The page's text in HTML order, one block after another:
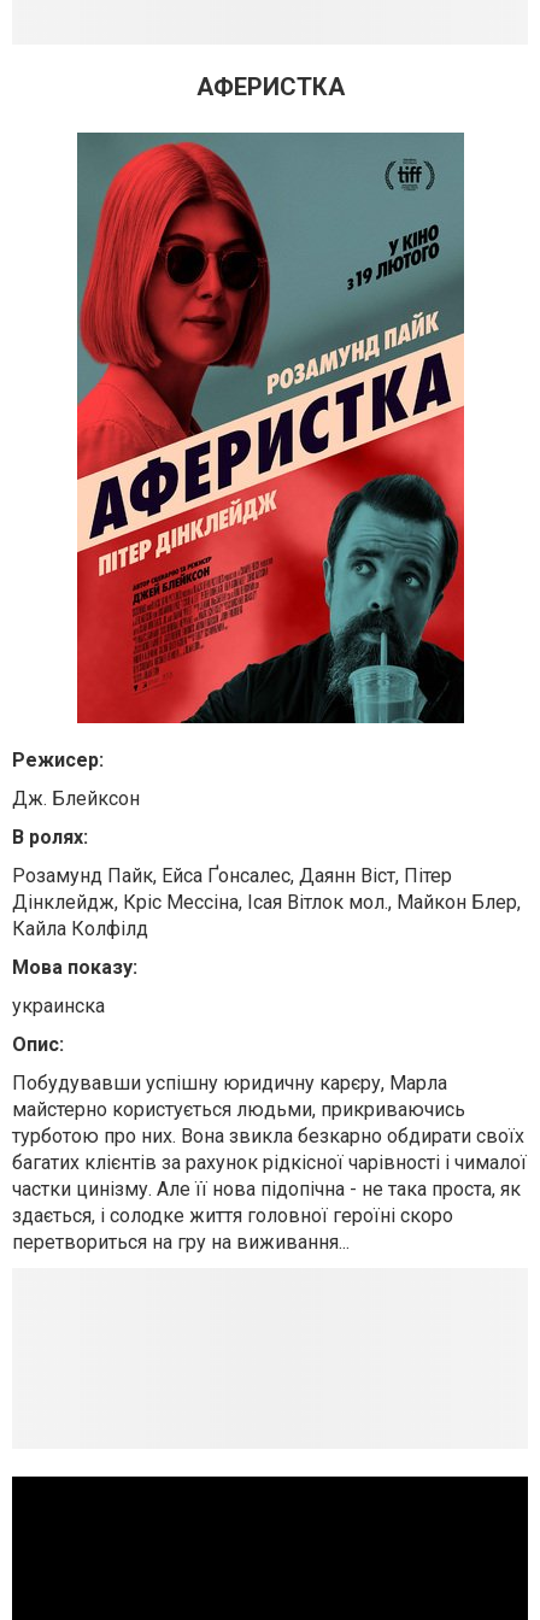
АФЕРИСТКА
Режисер:
Дж. Блейксон
В ролях:
Розамунд Пайк, Ейса Ґонсалес, Даянн Віст, Пітер
Дінклейдж, Кріс Мессіна, Ісая Вітлок мол., Майкон Блер,
Кайла Колфілд
Мова показу:
украинска
Опис:
Побудувавши успішну юридичну карєру, Марла
майстерно користується людьми, прикриваючись
турботою про них. Вона звикла безкарно обдирати своїх
багатих клієнтів за рахунок рідкісної чарівності і чималої
частки цинізму. Але її нова підопічна - не така проста, як
здається, і солодке життя головної героїні скоро
перетвориться на гру на виживання...